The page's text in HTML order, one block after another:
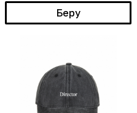
Беру